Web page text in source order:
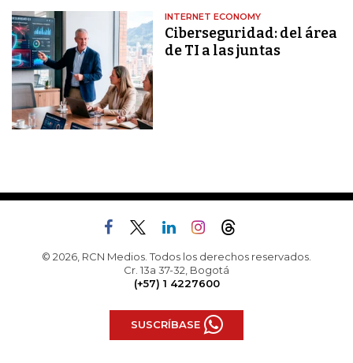
INTERNET ECONOMY
Ciberseguridad: del área
de TI a las juntas
© 2026, RCN Medios. Todos los derechos reservados.
Cr. 13a 37-32, Bogotá
(+57) 1 4227600
SUSCRÍBASE